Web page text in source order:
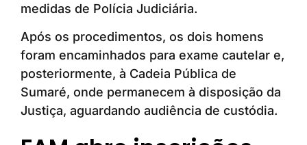
medidas de Polícia Judiciária.
Após os procedimentos, os dois homens
foram encaminhados para exame cautelar e,
posteriormente, à Cadeia Pública de
Sumaré, onde permanecem à disposição da
Justiça, aguardando audiência de custódia.